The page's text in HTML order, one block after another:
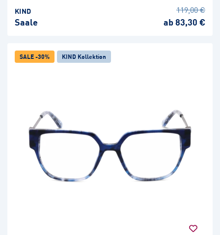
KIND
Saale
119,00 €
ab 83,30 €
SALE -30% KIND Kollektion